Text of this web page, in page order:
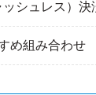
シュレス）決
め組み合わせ